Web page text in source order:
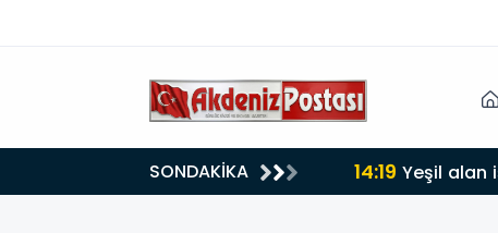
SONDAKİKA
30 dereceyi gördü 14:19 Yeşil alan